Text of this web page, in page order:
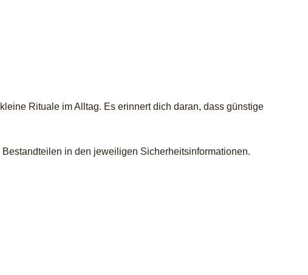
Rituale im Alltag. Es erinnert dich daran, dass günstige
in den jeweiligen Sicherheitsinformationen.